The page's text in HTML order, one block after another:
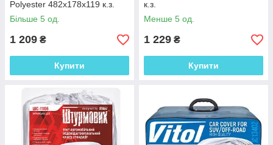
Polyester 482х178х119 к.з.
Більше 5 од.
1 209 ₴
Купити
к.з.
Менше 5 од.
1 229 ₴
Купити